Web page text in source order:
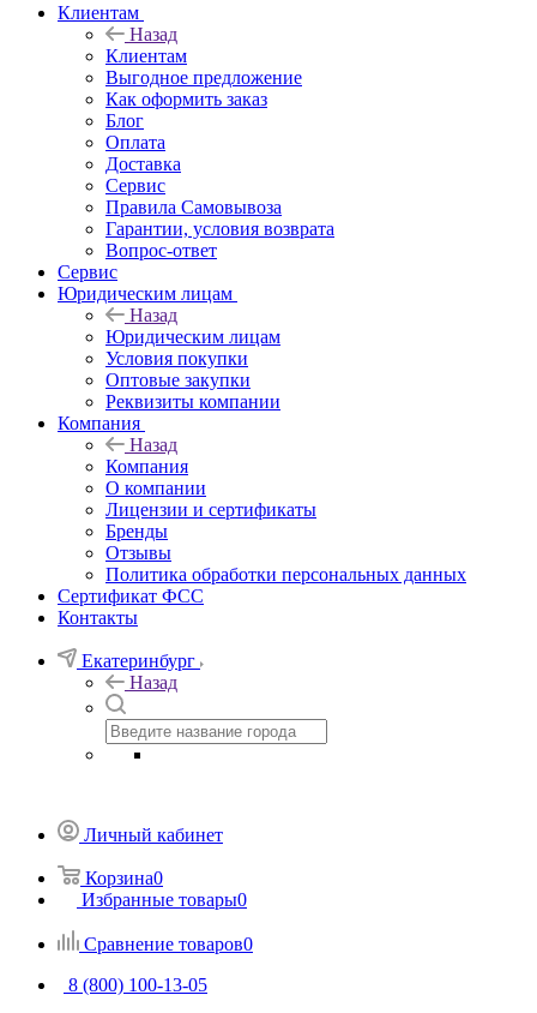
Клиентам
Назад
Клиентам
Выгодное предложение
Как оформить заказ
Блог
Оплата
Доставка
Сервис
Правила Самовывоза
Гарантии, условия возврата
Вопрос-ответ
Сервис
Юридическим лицам
Назад
Юридическим лицам
Условия покупки
Оптовые закупки
Реквизиты компании
Компания
Назад
Компания
О компании
Лицензии и сертификаты
Бренды
Отзывы
Политика обработки персональных данных
Сертификат ФСС
Контакты
Екатеринбург
Назад
Личный кабинет
Корзина0
Избранные товары0
Сравнение товаров0
8 (800) 100-13-05